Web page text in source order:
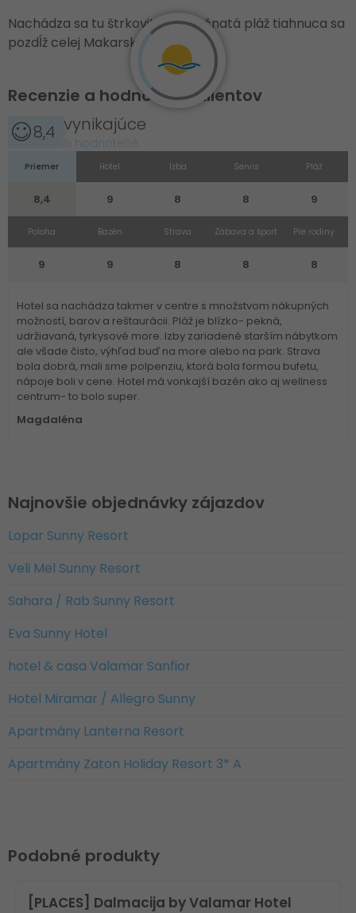
Nachádza sa tu štrkovito-piesočnatá pláž tiahnuca sa
pozdĺž celej Makarskej.
Recenzie a hodnotenie klientov
8,4 vynikajúce
1x hodnotené
Priemer
8,4
Hotel
9
Izba
8
Servis
8
Pláž
9
Poloha
9
Bazén
9
Strava
8
Zábava a šport
8
Pre rodiny
8
Hotel sa nachádza takmer v centre s množstvom nákupných
možností, barov a reštaurácii. Pláž je blízko- pekná,
udržiavaná, tyrkysové more. Izby zariadené starším nábytkom
ale všade čisto, výhľad buď na more alebo na park. Strava
bola dobrá, mali sme polpenziu, ktorá bola formou bufetu,
nápoje boli v cene. Hotel má vonkajší bazén ako aj wellness
centrum- to bolo super.
Magdaléna
Najnovšie objednávky zájazdov
Lopar Sunny Resort
Veli Mel Sunny Resort
Sahara / Rab Sunny Resort
Eva Sunny Hotel
hotel & casa Valamar Sanfior
Hotel Miramar / Allegro Sunny
Apartmány Lanterna Resort
Apartmány Zaton Holiday Resort 3* A
Podobné produkty
[PLACES] Dalmacija by Valamar Hotel